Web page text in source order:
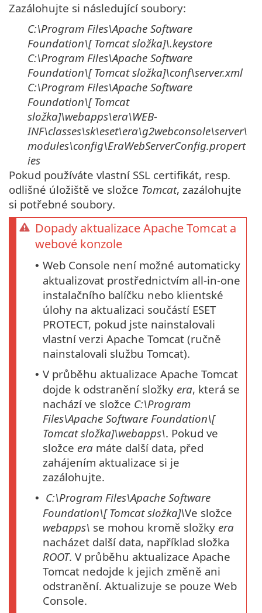
Zazálohujte si následující soubory:
C:\Program Files\Apache Software
Foundation\[ Tomcatsložka]\.keystore
C:\Program Files\Apache Software
Foundation\[ Tomcatsložka]\conf\server.xml
C:\Program Files\Apache Software
Foundation\[ Tomcat
složka]\webapps\era\WEB-
INF\classes\sk\eset\era\g2webconsole\server\
modules\config\EraWebServerConfig.propert
ies
Pokud používáte vlastní SSL certifikát, resp.
odlišné úložiště ve složce Tomcat, zazálohujte
si potřebné soubory.
Dopady aktualizace Apache Tomcat a
webové konzole
• Web Console není možné automaticky
aktualizovat prostřednictvím all-in-one
instalačního balíčku nebo klientské
úlohy na aktualizaci součástí ESET
PROTECT, pokud jste nainstalovali
vlastní verzi Apache Tomcat (ručně
nainstalovali službu Tomcat).
• V průběhu aktualizace Apache Tomcat
dojde k odstranění složky era, která se
nachází ve složce C:\Program
Files\Apache Software Foundation\[
Tomcatsložka]\webapps\. Pokud ve
složce era máte další data, před
zahájením aktualizace si je
zazálohujte.
•
C:\Program Files\Apache Software
Foundation\[ Tomcatsložka]\Ve složce
webapps\ se mohou kromě složky era
nacházet další data, například složka
ROOT. V průběhu aktualizace Apache
Tomcat nedojde k jejich změně ani
odstranění. Aktualizuje se pouze Web
Console.